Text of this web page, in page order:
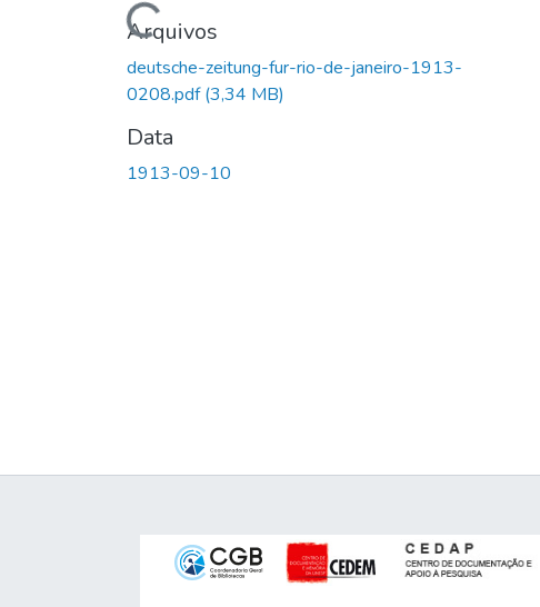
Carregando...
Arquivos
deutsche-zeitung-fur-rio-de-janeiro-1913-
0208.pdf(3,34 MB)
Data
1913-09-10